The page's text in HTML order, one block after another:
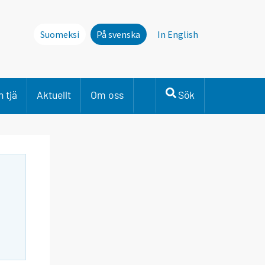
Suomeksi På svenska In English
tjä Aktuellt Om oss Sök